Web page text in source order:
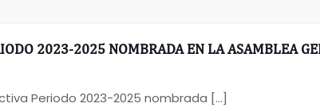
2023-2025 NOMBRADA EN LA ASAMBLEA
Periodo 2023-2025 nombrada […]